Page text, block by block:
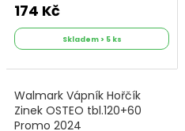
174 Kč
Skladem > 5 ks
Walmark Vápník Hořčík
Zinek OSTEO tbl.120+60
Promo 2024